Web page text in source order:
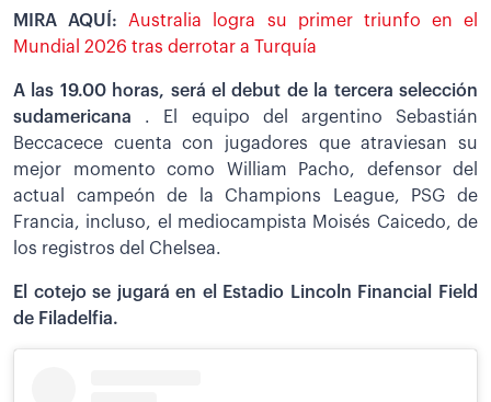
MIRA AQUÍ: Australia logra su primer triunfo en el
Mundial 2026 tras derrotar a Turquía
A las 19.00 horas, será el debut de la tercera selección
sudamericana . El equipo del argentino Sebastián
Beccacece cuenta con jugadores que atraviesan su
mejor momento como William Pacho, defensor del
actual campeón de la Champions League, PSG de
Francia, incluso, el mediocampista Moisés Caicedo, de
los registros del Chelsea.
El cotejo se jugará en el Estadio Lincoln Financial Field
de Filadelfia.